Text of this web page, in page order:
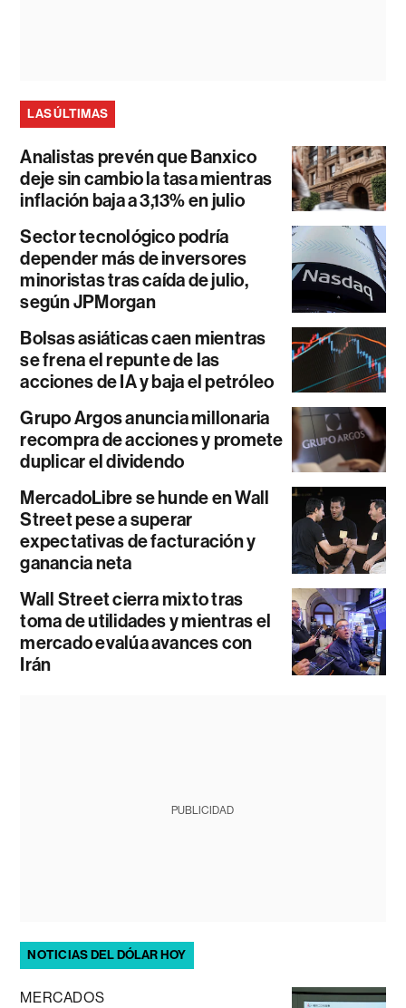
LAS ÚLTIMAS
Analistas prevén que Banxico
deje sin cambio la tasa mientras
inflación baja a 3,13% en julio
Sector tecnológico podría
depender más de inversores
minoristas tras caída de julio,
según JPMorgan
Bolsas asiáticas caen mientras
se frena el repunte de las
acciones de IA y baja el petróleo
Grupo Argos anuncia millonaria
recompra de acciones y promete
duplicar el dividendo
MercadoLibre se hunde en Wall
Street pese a superar
expectativas de facturación y
ganancia neta
Wall Street cierra mixto tras
toma de utilidades y mientras el
mercado evalúa avances con
Irán
PUBLICIDAD
NOTICIAS DEL DÓLAR HOY
MERCADOS